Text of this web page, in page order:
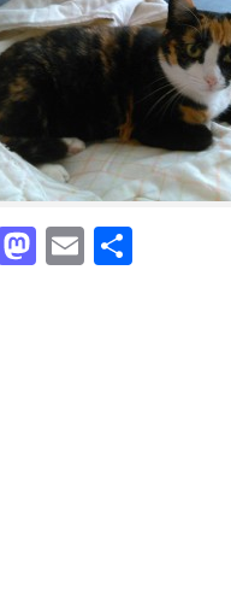
F
M
E